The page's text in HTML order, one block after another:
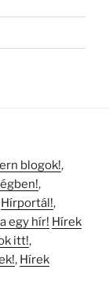
blogok!,
,
Hírportál!,
egy hír! Hírek
itt!,
, Hírek